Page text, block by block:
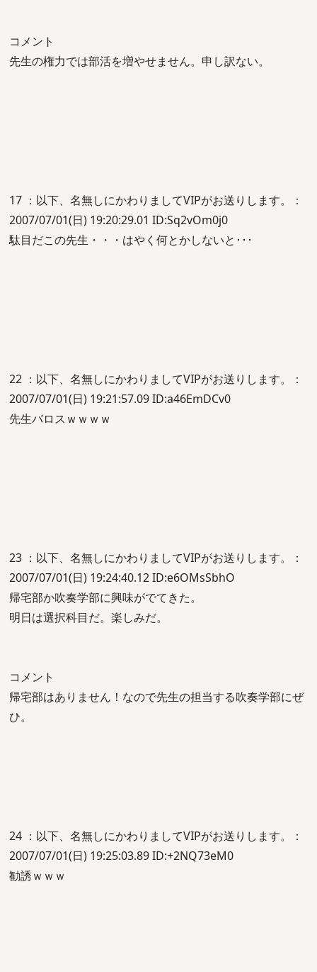
コメント
先生の権力では部活を増やせません。申し訳ない。
17 ：以下、名無しにかわりましてVIPがお送りします。：
2007/07/01(日) 19:20:29.01 ID:Sq2vOm0j0
駄目だこの先生・・・はやく何とかしないと･･･
22 ：以下、名無しにかわりましてVIPがお送りします。：
2007/07/01(日) 19:21:57.09 ID:a46EmDCv0
先生バロスｗｗｗｗ
23 ：以下、名無しにかわりましてVIPがお送りします。：
2007/07/01(日) 19:24:40.12 ID:e6OMsSbhO
帰宅部か吹奏学部に興味がでてきた。
明日は選択科目だ。楽しみだ。
コメント
帰宅部はありません！なので先生の担当する吹奏学部にぜ
ひ。
24 ：以下、名無しにかわりましてVIPがお送りします。：
2007/07/01(日) 19:25:03.89 ID:+2NQ73eM0
勧誘ｗｗｗ